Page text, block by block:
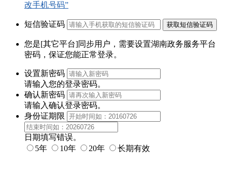
改手机号码”
短信验证码
您是[其它平台]同步用户，需要设置湖南政务服务平台
密码 ，保证您能正常登录。
设置新密码
请输入您的登录密码。
确认新密码
请输入确认登录密码。
身份证期限
日期填写错误。
5年
10年 20年 长期有效